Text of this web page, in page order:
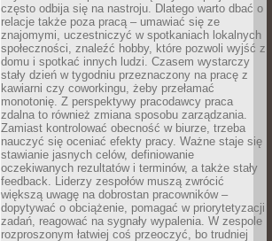
często odbija się na nastroju. Dlatego warto dbać o
relacje także poza pracą – umawiać się ze
znajomymi, uczestniczyć w spotkaniach lokalnych
społeczności, znaleźć hobby, które pozwoli wyjść z
domu i spotkać innych ludzi. Czasem wystarczy
stały dzień w tygodniu przeznaczony na pracę z
kawiarni czy coworkingu, żeby przełamać
monotonię. Z perspektywy pracodawcy praca
zdalna to również zmiana sposobu zarządzania.
Zamiast kontrolować obecność w biurze, trzeba
nauczyć się oceniać efekty pracy. Ważne staje się
stawianie jasnych celów, definiowanie
oczekiwanych rezultatów i terminów, a także stały
feedback. Liderzy zespołów muszą zwrócić
większą uwagę na dobrostan pracowników –
dopytywać o obciążenie, pomagać w priorytetyzacji
zadań, reagować na sygnały wypalenia. W zespole
rozproszonym łatwiej coś przeoczyć, bo trudniej